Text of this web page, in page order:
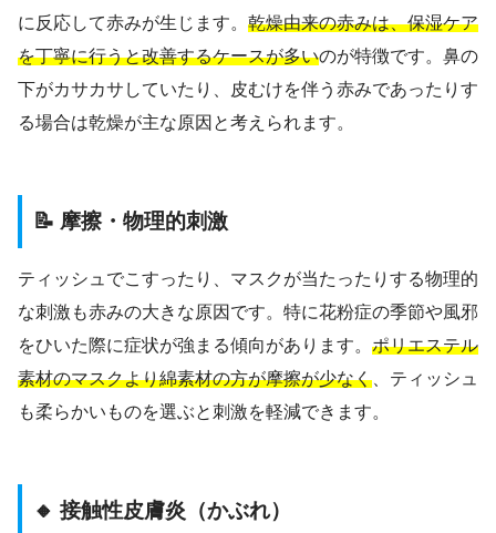
に反応して赤みが生じます。 乾燥由来の赤みは、保湿ケア
を丁寧に行うと改善するケースが多いのが特徴です。鼻の
下がカサカサしていたり、皮むけを伴う赤みであったりす
る場合は乾燥が主な原因と考えられます。
📝 摩擦・物理的刺激
ティッシュでこすったり、マスクが当たったりする物理的
な刺激も赤みの大きな原因です。特に花粉症の季節や風邪
をひいた際に症状が強まる傾向があります。 ポリエステル
素材のマスクより綿素材の方が摩擦が少なく 、ティッシュ
も柔らかいものを選ぶと刺激を軽減できます。
🔸 接触性皮膚炎（かぶれ）